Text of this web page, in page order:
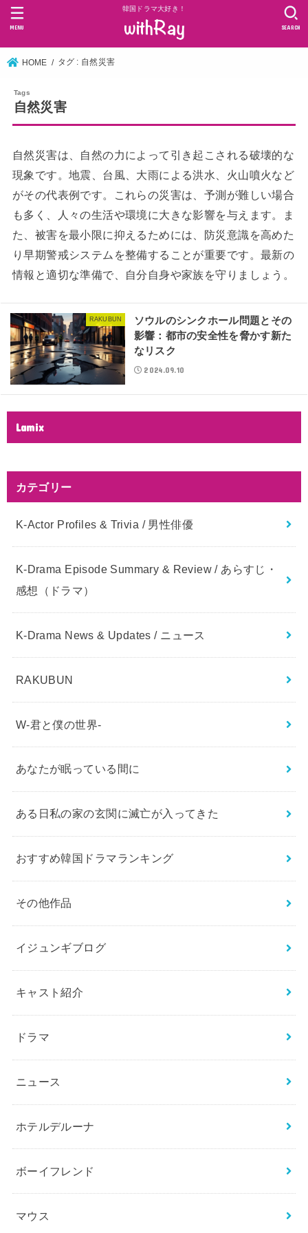
韓国ドラマ大好き！
SEARCH
MENU
HOME タグ : 自然災害
自然災害
自然災害は、自然の力によって引き起こされる破壊的な
現象です。地震、台風、大雨による洪水、火山噴火など
がその代表例です。これらの災害は、予測が難しい場合
も多く、人々の生活や環境に大きな影響を与えます。ま
た、被害を最小限に抑えるためには、防災意識を高めた
り早期警戒システムを整備することが重要です。最新の
情報と適切な準備で、自分自身や家族を守りましょう。
RAKUBUN
ソウルのシンクホール問題とその
影響：都市の安全性を脅かす新た
なリスク
2024.09.10
Lamix
カテゴリー
K-Actor Profiles & Trivia / 男性俳優
K-Drama Episode Summary & Review / あらすじ・
感想（ドラマ）
K-Drama News & Updates / ニュース
RAKUBUN
W-君と僕の世界-
あなたが眠っている間に
ある日私の家の玄関に滅亡が入ってきた
おすすめ韓国ドラマランキング
その他作品
イジュンギブログ
キャスト紹介
ドラマ
ニュース
ホテルデルーナ
ボーイフレンド
マウス